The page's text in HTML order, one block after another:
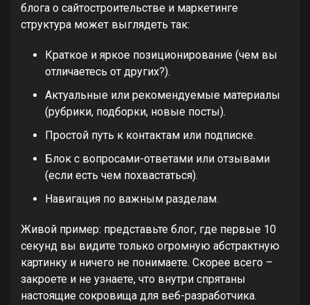
блога о сайтостроительстве и маркетинге
структура может выглядеть так:
Краткое и яркое позиционирование (чем вы
отличаетесь от других?).
Актуальные или рекомендуемые материалы
(рубрики, подборки, новые посты).
Простой путь к контактам или подписке.
Блок с вопросами-ответами или отзывами
(если есть чем похвастаться).
Навигация по важным разделам.
Живой пример: представьте блог, где первые 10
секунд вы видите только огромную абстрактную
картинку и ничего не понимаете. Скорее всего –
закроете и не узнаете, что внутри спрятаны
настоящие сокровища для веб-разработчика.